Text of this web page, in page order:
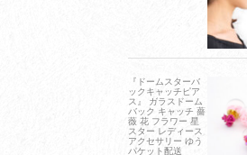
『ドームスターバ
ックキャッチピア
ス』 ガラスドーム
バック キャッチ 薔
薇 花 フラワー 星
スター レディース
アクセサリー ゆう
パケット配送